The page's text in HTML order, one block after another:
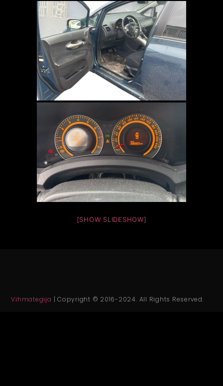
[SHOW SLIDESHOW]
Vihmategija | Copyright © 2016-2024. All Rights Reserved.